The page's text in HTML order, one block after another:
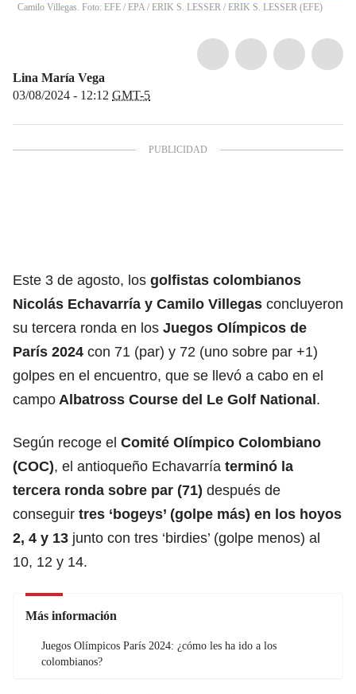
Camilo Villegas. Foto: EFE / EPA / ERIK S. LESSER / ERIK S. LESSER (EFE)
Lina María Vega
03/08/2024 - 12:12 GMT-5
Este 3 de agosto, los golfistas colombianos
Nicolás Echavarría y Camilo Villegas concluyeron
su tercera ronda en los Juegos Olímpicos de
París 2024 con 71 (par) y 72 (uno sobre par +1)
golpes en el encuentro, que se llevó a cabo en el
campo Albatross Course del Le Golf National.
Según recoge el Comité Olímpico Colombiano
(COC), el antioqueño Echavarría terminó la
tercera ronda sobre par (71) después de
conseguir tres ‘bogeys’ (golpe más) en los hoyos
2, 4 y 13 junto con tres ‘birdies’ (golpe menos) al
10, 12 y 14.
Más información
Juegos Olímpicos París 2024: ¿cómo les ha ido a los
colombianos?